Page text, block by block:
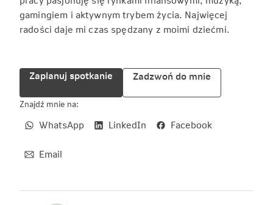
gamingiem i aktywnym trybem życia. Najwięcej
radości daje mi czas spędzany z moimi dziećmi.
Zaplanuj spotkanie Zadzwoń do mnie
Znajdź mnie na:
WhatsApp LinkedIn Facebook
Email